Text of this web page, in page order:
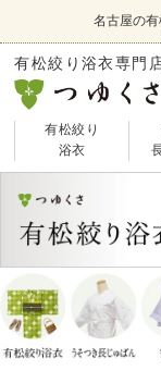
名古屋の有
有松絞り浴衣専門
有松絞り
浴衣